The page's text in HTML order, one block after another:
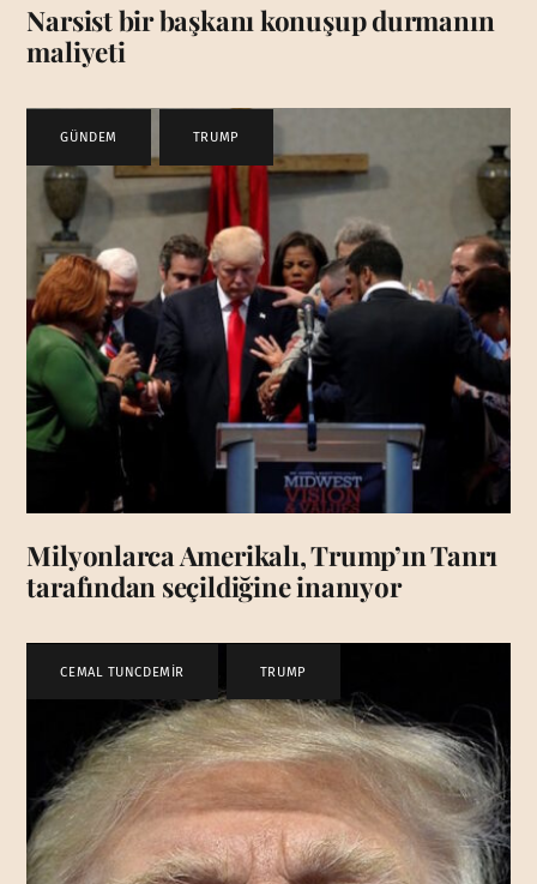
Narsist bir başkanı konuşup durmanın
maliyeti
GÜNDEM TRUMP
Milyonlarca Amerikalı, Trump’ın Tanrı
tarafından seçildiğine inanıyor
CEMAL TUNCDEMİR TRUMP